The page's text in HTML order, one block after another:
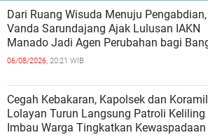
Dari Ruang Wisuda Menuju Pengabdian,
Vanda Sarundajang Ajak Lulusan IAKN
Manado Jadi Agen Perubahan bagi
06/08/2026, 20:21 WIB
Cegah Kebakaran, Kapolsek dan Koramil
Lolayan Turun Langsung Patroli Keliling
Imbau Warga Tingkatkan Kewaspadaan